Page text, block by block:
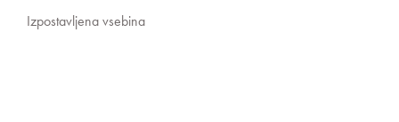
Izpostavljena vsebina